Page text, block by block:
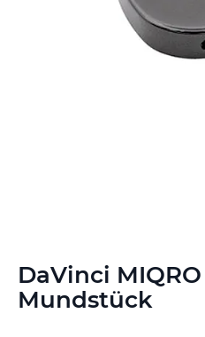
DaVinci
Mundstück
Anfang
der
Bildgalerie